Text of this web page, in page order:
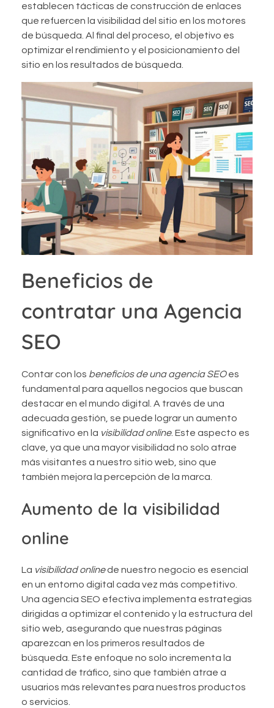
establecen tácticas de construcción de enlaces
que refuercen la visibilidad del sitio en los motores
de búsqueda. Al final del proceso, el objetivo es
optimizar el rendimiento y el posicionamiento del
sitio en los resultados de búsqueda.
Beneficios de
contratar una Agencia
SEO
Contar con los beneficios de una agencia SEOes
fundamental para aquellos negocios que buscan
destacar en el mundo digital. A través de una
adecuada gestión, se puede lograr un aumento
significativo en la visibilidad online. Este aspecto es
clave, ya que una mayor visibilidad no solo atrae
más visitantes a nuestro sitio web, sino que
también mejora la percepción de la marca.
Aumento de la visibilidad
online
La visibilidad onlinede nuestro negocio es esencial
en un entorno digital cada vez más competitivo.
Una agencia SEO efectiva implementa estrategias
dirigidas a optimizar el contenido y la estructura del
sitio web, asegurando que nuestras páginas
aparezcan en los primeros resultados de
búsqueda. Este enfoque no solo incrementa la
cantidad de tráfico, sino que también atrae a
usuarios más relevantes para nuestros productos
o servicios.